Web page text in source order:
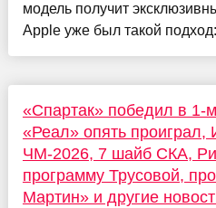
модель получит
Apple уже был такой
«Спартак» победил в 1-
«Реал» опять проиграл,
ЧМ-2026, 7 шайб СКА,
программу Трусовой,
Мартин» и другие